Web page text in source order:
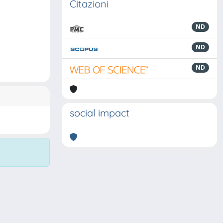
Citazioni
ND
ND
ND
social impact